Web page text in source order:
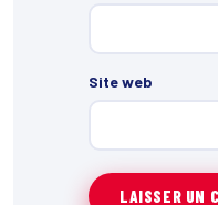
Site web